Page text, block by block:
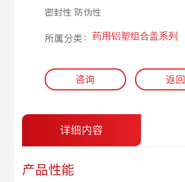
密封性 防伪性
所属分类： 药用铝塑组合盖系列
咨询 返回
详细内容
产品性能